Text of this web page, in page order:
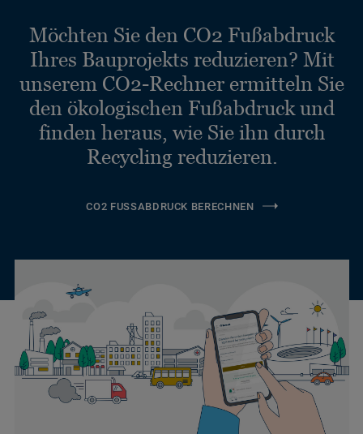
Möchten Sie den CO2 Fußabdruck
Ihres Bauprojekts reduzieren? Mit
unserem CO2-Rechner ermitteln Sie
den ökologischen Fußabdruck und
finden heraus, wie Sie ihn durch
Recycling reduzieren.
CO2 FUSSABDRUCK BERECHNEN